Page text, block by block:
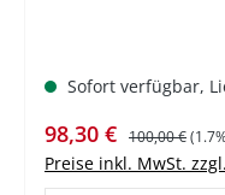
Sofort verfügbar,
Verkaufspreis:
98,30 € Regulärer Preis:
100,00 €
Preise inkl. MwSt.